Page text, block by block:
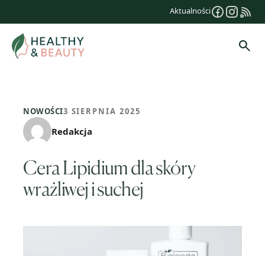
treści
Aktualności
NOWOŚCI3 SIERPNIA 2025
Redakcja
Cera Lipidium dla skóry
wrażliwej i suchej